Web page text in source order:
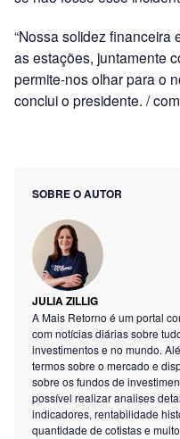
“Nossa solidez financeira
as estações, juntamente
permite-nos olhar para o
conclui o presidente. /
SOBRE O AUTOR
JULIA ZILLIG
A Mais Retorno é um portal
com notícias diárias sobre
investimentos e no mundo.
termos sobre o mercado e
sobre os fundos de
possível realizar analises
indicadores, rentabilidade
quantidade de cotistas e